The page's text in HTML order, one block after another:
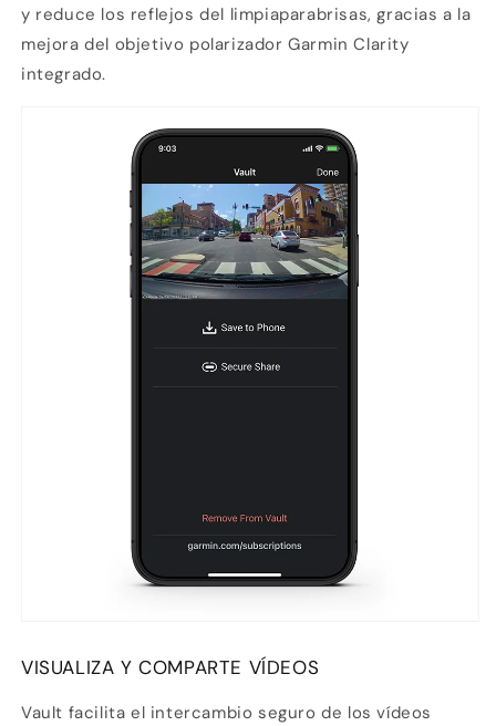
y reduce los reflejos del limpiaparabrisas, gracias a la
mejora del objetivo polarizador Garmin Clarity
integrado.
VISUALIZA Y COMPARTE VÍDEOS
Vault facilita el intercambio seguro de los vídeos